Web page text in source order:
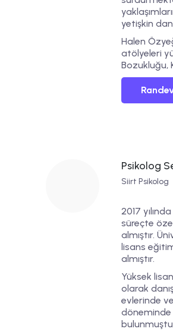
yetişkin
Halen
atölyeleri
Bozukluğu,
Psikolog
Siirt Psikolog
2017
süreçte
almıştır.
lisans
almıştır.
Yüksek
olarak
evlerinde
döneminde